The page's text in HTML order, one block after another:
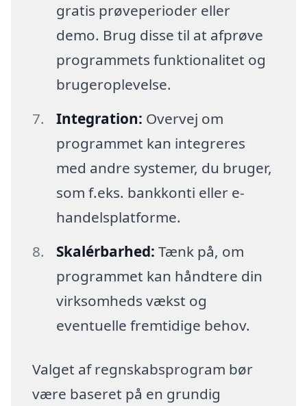
gratis prøveperioder eller
demo. Brug disse til at afprøve
programmets funktionalitet og
brugeroplevelse.
Integration: Overvej om
programmet kan integreres
med andre systemer, du bruger,
som f.eks. bankkonti eller e-
handelsplatforme.
Skalérbarhed: Tænk på, om
programmet kan håndtere din
virksomheds vækst og
eventuelle fremtidige behov.
Valget af regnskabsprogram bør
være baseret på en grundig